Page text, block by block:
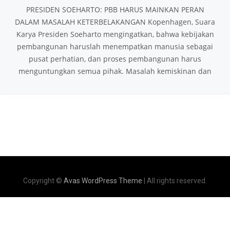
PRESIDEN SOEHARTO: PBB HARUS MAINKAN PERAN
DALAM MASALAH KETERBELAKANGAN Kopenhagen, Suara
Karya Presiden Soeharto mengingatkan, bahwa kebijakan
pembangunan haruslah menempatkan manusia sebagai
pusat perhatian, dan proses pembangunan harus
menguntungkan semua pihak. Masalah kemiskinan dan
Copyright © Avas WordPress Theme | All rights reserved.